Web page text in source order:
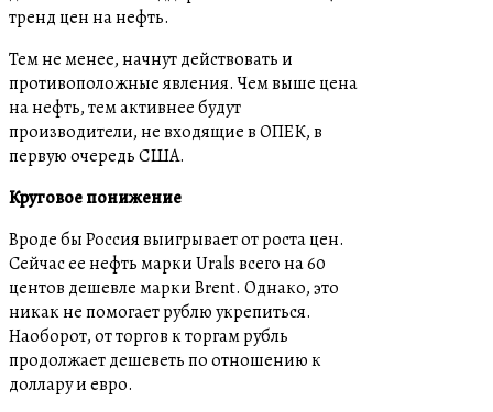
тренд цен на нефть.
Тем не менее, начнут действовать и
противоположные явления. Чем выше цена
на нефть, тем активнее будут
производители, не входящие в ОПЕК, в
первую очередь США.
Круговое понижение
Вроде бы Россия выигрывает от роста цен.
Сейчас ее нефть марки Urals всего на 60
центов дешевле марки Brent. Однако, это
никак не помогает рублю укрепиться.
Наоборот, от торгов к торгам рубль
продолжает дешеветь по отношению к
доллару и евро.